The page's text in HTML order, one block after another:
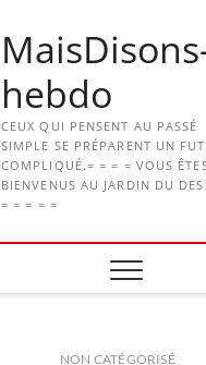
hebdo
CEUX QUI PENSENT AU PASSÉ
SIMPLE SE PRÉPARENT UN
COMPLIQUÉ.= = = = VOUS
BIENVENUS AU JARDIN DU
= = = = =
NON CATÉGORISÉ